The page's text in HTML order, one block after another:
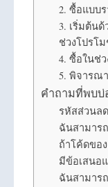
2. ซื้อแบบ
3. เริ่มต้นด้
ช่วงโปรโ
4. ซื้อในช่
5. พิจารณ
คำถามที่พบบ่
รหัสส่วนล
ฉันสามาร
ถ้าโค้ดขอ
มีข้อเสนอ
ฉันสามาร